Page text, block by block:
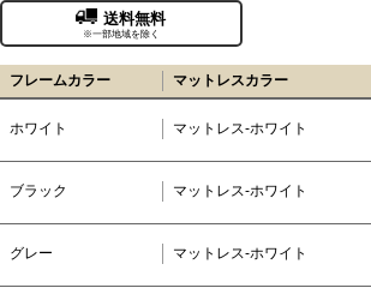
送料無料
※一部地域を除く
フレームカラー マットレスカラー
ホワイト マットレス-ホワイト
ブラック マットレス-ホワイト
グレー マットレス-ホワイト